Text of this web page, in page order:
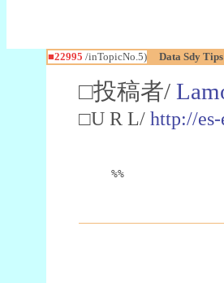
■22995 /inTopicNo.5) Data Sdy
□投稿者/
□U R L/ http://
%%